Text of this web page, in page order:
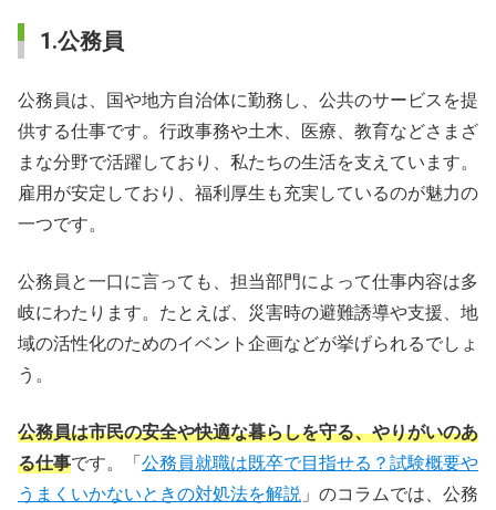
1.公務員
公務員は、国や地方自治体に勤務し、公共のサービスを提
供する仕事です。行政事務や土木、医療、教育などさまざ
まな分野で活躍しており、私たちの生活を支えています。
雇用が安定しており、福利厚生も充実しているのが魅力の
一つです。
公務員と一口に言っても、担当部門によって仕事内容は多
岐にわたります。たとえば、災害時の避難誘導や支援、地
域の活性化のためのイベント企画などが挙げられるでしょ
う。
公務員は市民の安全や快適な暮らしを守る、やりがいのあ
る仕事です。「 公務員就職は既卒で目指せる？試験概要や
うまくいかないときの対処法を解説 」のコラムでは、公務